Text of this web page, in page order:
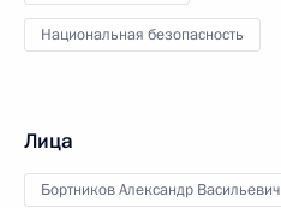
Национальная безопасность
Лица
Бортников Александр Васильевич